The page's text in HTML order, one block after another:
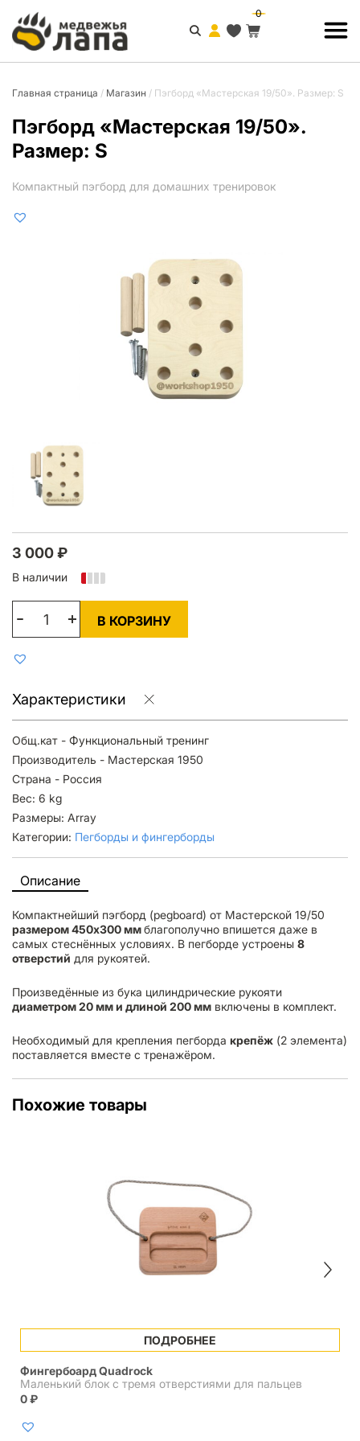
0
Главная страница / Магазин / Пэгборд «Мастерская 19/50». Размер: S
Пэгборд «Мастерская 19/50».
Размер: S
Компактный пэгборд для домашних тренировок
Описание
Компактнейший пэгборд (pegboard) от Мастерской 19/50
размером 450х300 ммблагополучно впишется даже в
самых стеснённых условиях. В пегборде устроены 8
отверстий для рукоятей.
Произведённые из бука цилиндрические рукояти
диаметром 20 мм и длиной 200 мм включены в комплект.
Необходимый для крепления пегборда крепёж (2 элемента)
поставляется вместе с тренажёром.
3 000₽
В наличии
В КОРЗИНУ
Характеристики
Общ.кат - Функциональный тренинг
Производитель - Мастерская 1950
Страна - Россия
Вес: 6 kg
Размеры: Array
Категории: Пегборды и фингерборды
Похожие товары
ПОДРОБНЕЕ
Фингербоард Quadrock
Маленький блок с тремя отверстиями для пальцев
0₽